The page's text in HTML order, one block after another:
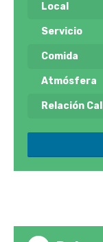
Local
Servicio
Comida
Atmósfera
Relación